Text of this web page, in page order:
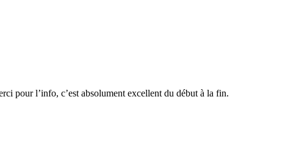
pour l’info, c’est absolument excellent du début à la fin.